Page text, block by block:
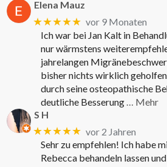
Elena Mauz
★★★★★ vor 9 Monaten
Ich war bei Jan Kalt in
nur wärmstens
jahrelangen
bisher nichts wirklich
durch seine osteopathische
deutliche Besserung
… Mehr
S H
★★★★★ vor 2 Jahren
Sehr zu empfehlen! Ich habe
Rebecca behandeln lassen